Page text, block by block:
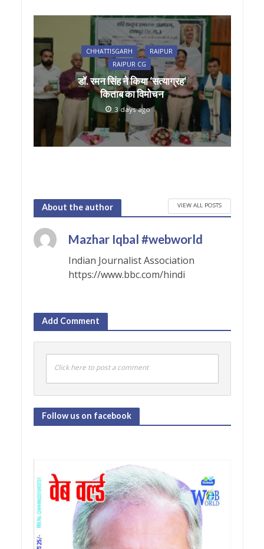
CHHATTISGARH
RAIPUR
RAIPUR CG
डॉ. रमन सिंह ने किया ‘सत्याग्रह‘
किताब का विमोचन
3 days ago
About the author VIEW ALL POSTS
Mazhar Iqbal #webworld
Indian Journalist Association
https://www.bbc.com/hindi
Add Comment
Click here to post a comment
Follow us on facebook